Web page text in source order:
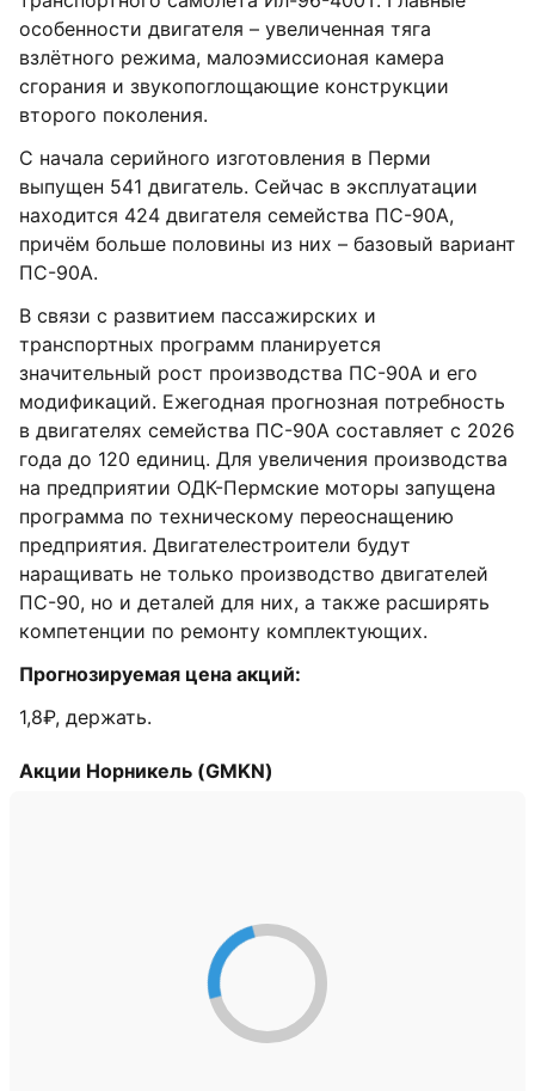
особенности двигателя – увеличенная тяга
взлётного режима, малоэмиссионая камера
сгорания и звукопоглощающие конструкции
второго поколения.
С начала серийного изготовления в Перми
выпущен 541 двигатель. Сейчас в эксплуатации
находится 424 двигателя семейства ПС-90А,
причём больше половины из них – базовый вариант
ПС-90А.
В связи с развитием пассажирских и
транспортных программ планируется
значительный рост производства ПС-90А и его
модификаций. Ежегодная прогнозная потребность
в двигателях семейства ПС-90А составляет с 2026
года до 120 единиц. Для увеличения производства
на предприятии ОДК-Пермские моторы запущена
программа по техническому переоснащению
предприятия. Двигателестроители будут
наращивать не только производство двигателей
ПС-90, но и деталей для них, а также расширять
компетенции по ремонту комплектующих.
Прогнозируемая цена акций:
1,8₽, держать.
Акции Норникель (GMKN)